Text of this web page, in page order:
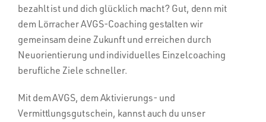
bezahlt ist und dich glücklich macht? Gut, denn mit
dem Lörracher AVGS-Coaching gestalten wir
gemeinsam deine Zukunft und erreichen durch
Neuorientierung und individuelles Einzelcoaching
berufliche Ziele schneller.
Mit dem AVGS, dem Aktivierungs- und
Vermittlungsgutschein, kannst auch du unser